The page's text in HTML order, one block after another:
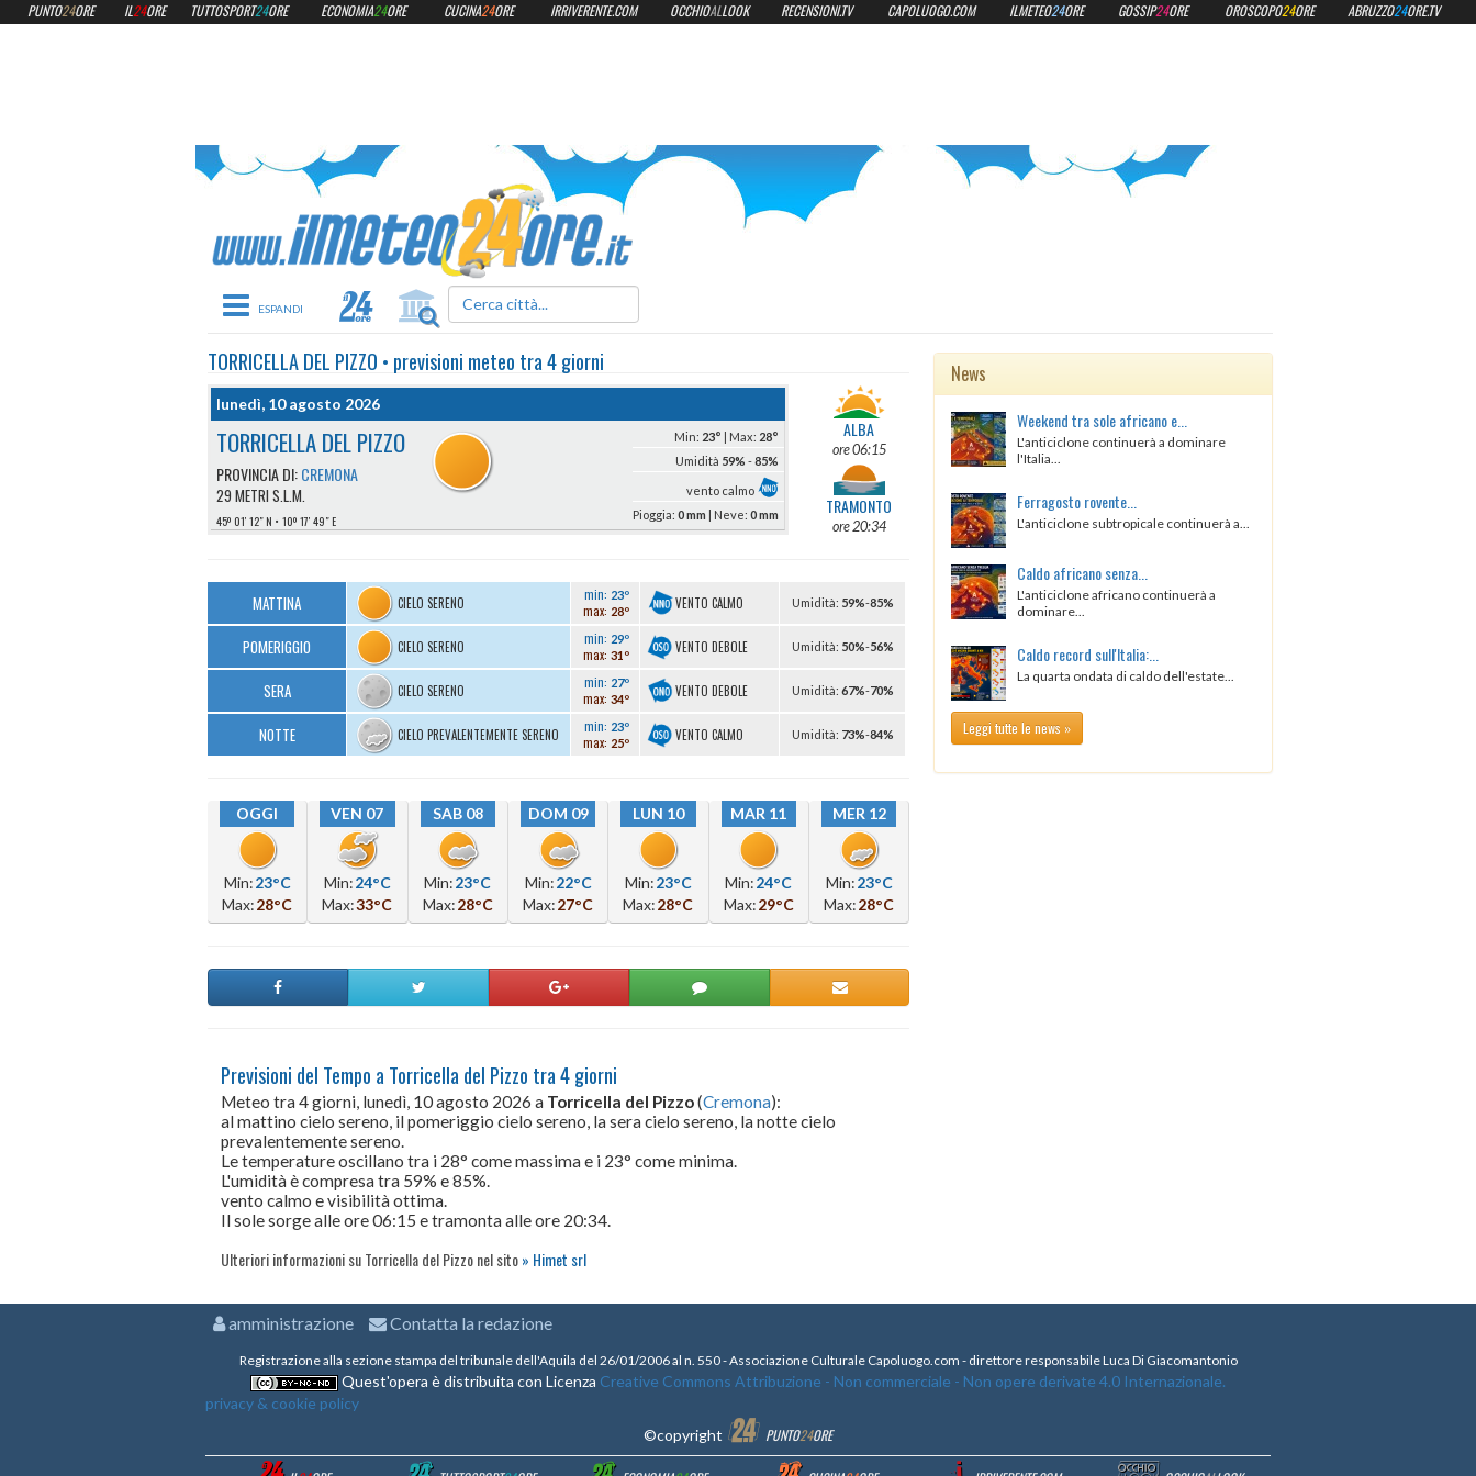
ilmeteo24ore.it
Toggle navigation
TORRICELLA DEL PIZZO • previsioni meteo tra 4 giorni
lunedì, 10 agosto 2026
TORRICELLA DEL PIZZO
PROVINCIA DI:CREMONA
29 METRI S.L.M.
45º 01′ 12″ N 10º 17′ 49″ E
Min: 23° | Max: 28°
Umidità 59%-85%
vento calmo
Pioggia:0 mm | Neve:0 mm
ALBA
ore 06:15
TRAMONTO
ore 20:34
MATTINA CIELO SERENO min: 23º
max: 28º VENTO CALMO Umidità: 59%-85%
POMERIGGIO CIELO SERENO min: 29º
max: 31º VENTO DEBOLE Umidità: 50%-56%
SERA CIELO SERENO min: 27º
max: 34º VENTO DEBOLE Umidità: 67%-70%
NOTTE CIELO PREVALENTEMENTE SERENO min: 23º
max: 25º VENTO CALMO Umidità: 73%-84%
OGGI
Min:23°C
Max:28°C
VEN 07
Min:24°C
Max:33°C
SAB 08
Min:23°C
Max:28°C
DOM 09
Min:22°C
Max:27°C
LUN 10
Min:23°C
Max:28°C
MAR 11
Min:24°C
Max:29°C
MER 12
Min:23°C
Max:28°C
Previsioni del Tempo a Torricella del Pizzo tra 4 giorni
Meteo tra 4 giorni, lunedì, 10 agosto 2026 a Torricella del Pizzo(Cremona):
al mattino cielo sereno, il pomeriggio cielo sereno, la sera cielo sereno, la notte cielo
prevalentemente sereno.
Le temperature oscillano tra i 28° come massima e i 23° come minima.
L'umidità è compresa tra 59% e 85%.
vento calmo e visibilità ottima.
Il sole sorge alle ore 06:15 e tramonta alle ore 20:34.
Ulteriori informazioni su Torricella del Pizzo nel sito Himet srl
News
Weekend tra sole africano e...
L'anticiclone continuerà a dominare
l'Italia...
Ferragosto rovente...
L'anticiclone subtropicale continuerà a...
Caldo africano senza...
L'anticiclone africano continuerà a
dominare...
Caldo record sull'Italia:...
La quarta ondata di caldo dell'estate...
Leggi tutte le news »
PUNTO24ORE IL24ORE TUTTOSPORT24ORE ECONOMIA24ORE CUCINA24ORE IRRIVERENTE.COM OCCHIOALLOOK RECENSIONI.TV CAPOLUOGO.COM ILMETEO24ORE GOSSIP24ORE OROSCOPO24ORE ABRUZZO24ORE.TV
amministrazione Contatta la redazione
Registrazione alla sezione stampa del tribunale dell'Aquila del 26/01/2006 al n. 550 - Associazione Culturale Capoluogo.com - direttore responsabile Luca Di Giacomantonio
Quest'opera è distribuita con Licenza Creative Commons Attribuzione - Non commerciale - Non opere derivate 4.0 Internazionale.
privacy & cookie policy
©copyright
PUNTO24ORE